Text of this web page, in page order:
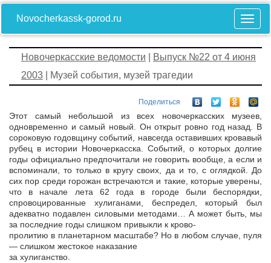
Novocherkassk-gorod.ru
Новочеркасские ведомости
Выпуск №22 от 4 июня
2003 | Музей события, музей трагедии
Поделиться
Этот самый небольшой из всех новочеркасских музеев,
одновременно и самый новый. Он открыт ровно год назад. В
сороковую годовщину событий, навсегда оставивших кровавый
рубец в истории Новочеркасска. Событий, о которых долгие
годы официально предпочитали не говорить вообще, а если и
вспоминали, то только в кругу своих, да и то, с оглядкой. До
сих пор среди горожан встречаются и такие, которые уверены,
что в начале лета 62 года в городе были беспорядки,
спровоцированные хулиганами, беспредел, который был
адекватно подавлен силовыми методами… А может быть, мы
за последние годы слишком привыкли к крово-
пролитию в планетарном масштабе? Но в любом случае, пуля
— слишком жестокое наказание
за хулиганство.